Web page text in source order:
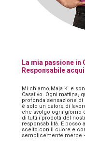
La mia passione in
Responsabile
Mi chiamo Maja K. e
Casativo. Ogni mattina,
profonda sensazione di
è solo un datore di
che svolgo ogni giorno
di tutti i prodotti del
responsabilità. E posso
scelto con il cuore e
semplicemente merce